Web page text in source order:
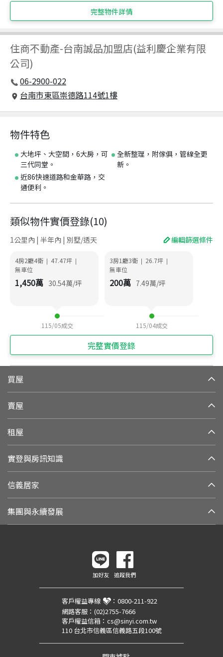
完整物件詳情
住商不動產-台南誠品加盟店(益利慶企業有限
公司)
06-2900-022
台南市東區崇德路114號1樓
物件特色
大地坪、大空間，6大房，可
三代同堂。
全新整理，附傢俱，管線全更
新。
近86快速道路和金華路，交
通便利。
類似物件實價登錄(10)
1公里內 | 半年內 | 別墅/透天 編輯篩選條件
4房2廳4衛 | 47.47坪 |
無車位
1,450萬 30.54萬/坪
115/05成交
3房1廳3衛 | 26.7坪 |
無車位
200萬 7.49萬/坪
115/04成交
完整實價登錄
買屋
賣屋
租屋
實登與房訊知識
信義居家
集團與永續發展
加好友 追蹤我們
客戶權益專線 ： 0800-211-922
網路客服： (02)2755-7666
客戶權益信箱： cs@sinyi.com.tw
110 台北市信義區信義路五段100號